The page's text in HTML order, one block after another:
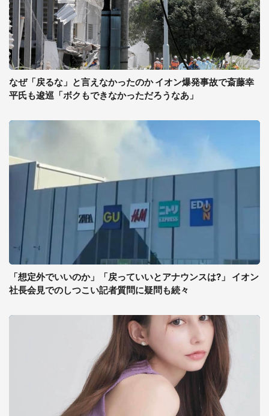
なぜ「戻るな」と言えなかったのか イオン爆発事故で斎藤幸
平氏も逡巡「ボクもできなかっただろうなあ」
「想定外でいいのか」「戻っていいとアナウンスは?」 イオン
社長会見でのしつこい記者質問に疑問も続々